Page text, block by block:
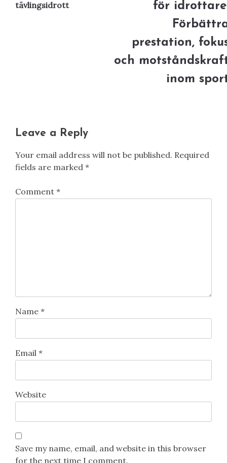
tävlingsidrott
för
prestation,
och
inom
Leave a Reply
Your email address will not be published. Required
fields are marked *
Comment *
Name *
Email *
Website
Save my name, email, and website in this browser
for the next time I comment.